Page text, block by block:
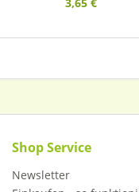
Shop Service
Newsletter